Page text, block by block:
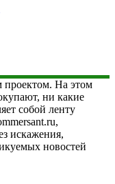
проектом. На этом
ни какие
собой ленту
искажения,
новостей